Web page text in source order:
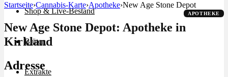
Shop & Live-Bestand
Blüten
Extrakte
Startseite›Cannabis-Karte›Apotheke›New Age Stone Depot
APOTHEKE
New Age Stone Depot: Apotheke in
Kirkland
Adresse